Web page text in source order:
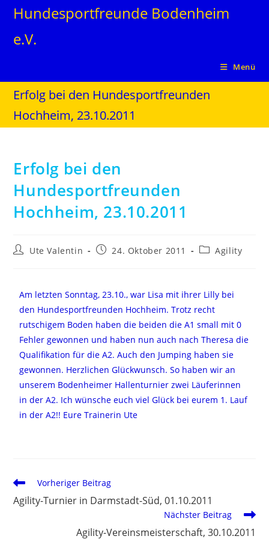
Hundesportfreunde Bodenheim
e.V.
Menü
Erfolg bei den Hundesportfreunden
Hochheim, 23.10.2011
Erfolg bei den
Hundesportfreunden
Hochheim, 23.10.2011
Ute Valentin 24. Oktober 2011 Agility
Am letzten Sonntag, 23.10., war Lisa mit ihrer Lilly bei
den Hundesportfreunden Hochheim. Trotz recht
rutschigem Boden haben die beiden die A1 small mit 0
Fehler gewonnen und haben nun auch nach Theresa die
Qualifikation für die A2. Auch den Jumping haben sie
gewonnen. Herzlichen Glückwunsch. So haben wir an
unserem Bodenheimer Hallenturnier zwei Läuferinnen
in der A2. Ich wünsche euch viel Glück bei eurem 1. Lauf
in der A2!! Eure Trainerin Ute
Vorheriger Beitrag
Agility-Turnier in Darmstadt-Süd, 01.10.2011
Nächster Beitrag
Agility-Vereinsmeisterschaft, 30.10.2011